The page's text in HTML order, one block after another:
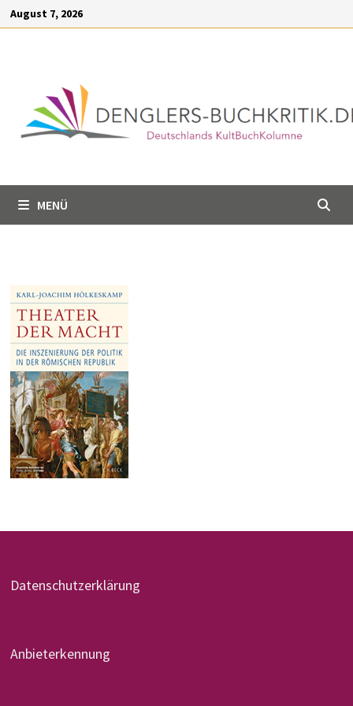
springen
Zum
Inhalt
August 7, 2026
MENÜ
Datenschutzerklärung
Anbieterkennung